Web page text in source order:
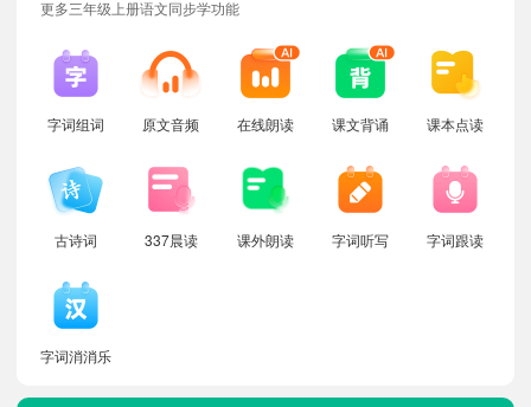
更多三年级上册语文同步学功能
字词组词 原文音频 在线朗读 课文背诵 课本点读
古诗词 337晨读 课外朗读 字词听写 字词跟读
字词消消乐